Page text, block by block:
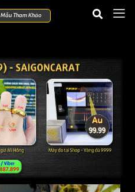
Mẫu Tham Khảo